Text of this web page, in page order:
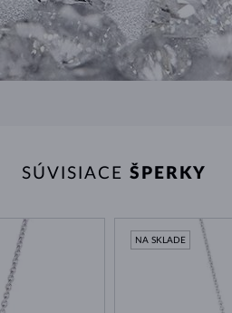
SÚVISIACE ŠPERKY
NA SKLADE